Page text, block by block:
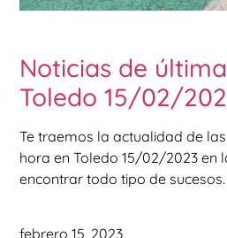
Noticias de
Toledo 15/02/
Te traemos la actualidad de
hora en Toledo 15/02/2023 en
encontrar todo tipo de sucesos.
febrero 15, 2023